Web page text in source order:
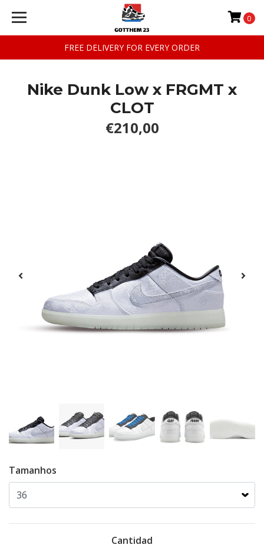
FREE DELIVERY FOR EVERY ORDER
0
Nike Dunk Low x FRGMT x
CLOT
€210,00
Tamanhos
Cantidad